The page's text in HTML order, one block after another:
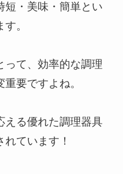
短・美味・簡単とい
。
って、効率的な調理
要ですよね。
える優れた調理器具
ています！